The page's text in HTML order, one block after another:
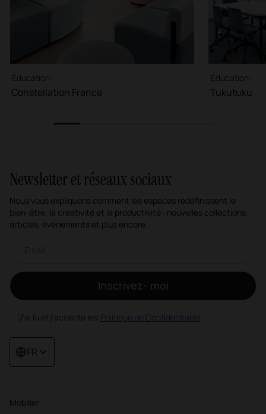
Éducation ·
Constellation France
Éducation ·
Tukutuku
Mobilier
Newsletter et réseaux sociaux
Nous vous expliquons comment les espaces redéfinissent le
bien-être, la créativité et la productivité : nouvelles collections,
articles, événements et plus encore.
Inscrivez- moi
J'ai lu et j'accepte les Politique de Confidentialité
FR